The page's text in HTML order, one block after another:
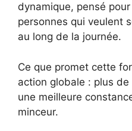
dynamique, pensé
personnes qui veulent
au long de la journée.
Ce que promet cette
action globale : plus de
une meilleure
minceur.